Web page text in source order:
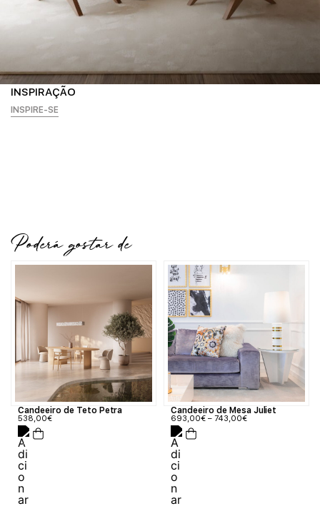
INSPIRAÇÃO
INSPIRE-SE
Poderá gostar de
Candeeiro de Teto Petra
538,00€
Candeeiro de Mesa Juliet
693,00€ – 743,00€